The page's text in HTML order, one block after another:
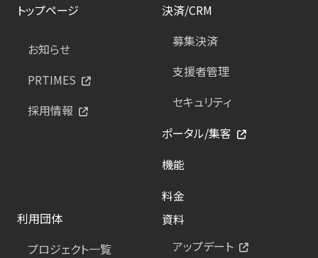
トップページ
お知らせ
PRTIMES
採用情報
決済/CRM
募集決済
支援者管理
セキュリティ
ポータル/集客
機能
料金
利用団体
プロジェクト一覧
資料
アップデート